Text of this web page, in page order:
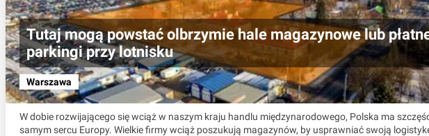
Tutaj mogą powstać olbrzymie hale magazynowe lub
parkingi przy lotnisku
Warszawa
W dobie rozwijającego się wciąż w naszym kraju handlu międzynarodowego, Polska ma
samym sercu Europy. Wielkie firmy wciąż poszukują magazynów, by usprawniać swoją